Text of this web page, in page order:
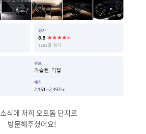
식에 저희 오토돔 단지로
방문해주셨어요!